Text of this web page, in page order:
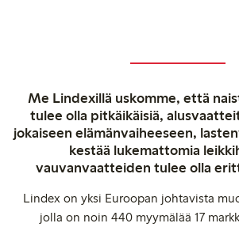
Me Lindexillä uskomme, että
tulee olla pitkäikäisiä,
jokaiseen elämänvaiheeseen,
kestää lukemattomia
vauvanvaatteiden tulee olla
Lindex on yksi Euroopan johtavista
jolla on noin 440 myymälää 17